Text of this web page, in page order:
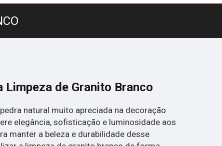
Limpeza de Granito Branco
natural muito apreciada na decoração
elegância, sofisticação e luminosidade aos
manter a beleza e durabilidade desse